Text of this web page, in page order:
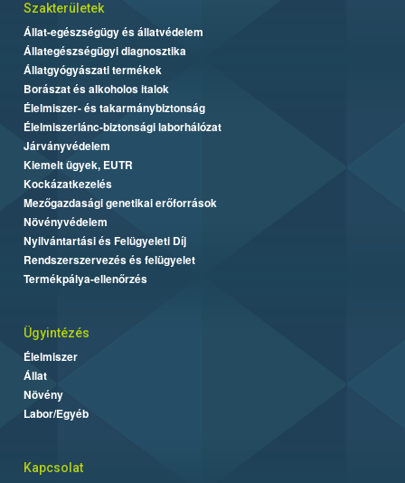
Szakterületek
Állat-egészségügy és állatvédelem
Állategészségügyi diagnosztika
Állatgyógyászati termékek
Borászat és alkoholos italok
Élelmiszer- és takarmánybiztonság
Élelmiszerlánc-biztonsági laborhálózat
Járványvédelem
Kiemelt ügyek, EUTR
Kockázatkezelés
Mezőgazdasági genetikai erőforrások
Növényvédelem
Nyilvántartási és Felügyeleti Díj
Rendszerszervezés és felügyelet
Termékpálya-ellenőrzés
Ügyintézés
Élelmiszer
Állat
Növény
Labor/Egyéb
Kapcsolat